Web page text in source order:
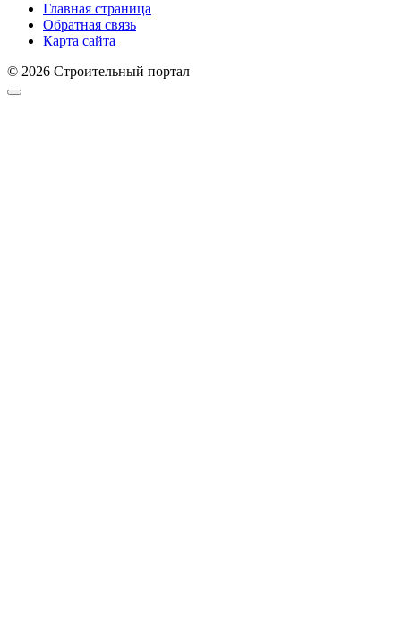
Главная страница
Обратная связь
Карта сайта
© 2026 Строительный портал